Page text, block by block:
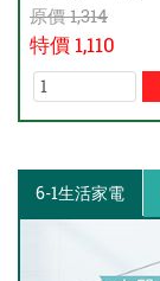
原價1,314
特價 1,110
6-1生活家電